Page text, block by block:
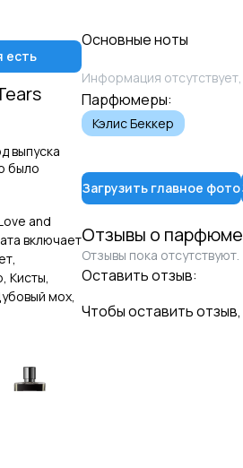
есть
выпуска
было
and
включает
Кисты,
мох,
Основные ноты
Информация
Парфюмеры:
Кэлис Беккер
Загрузить главное фото
Отзывы о парфюме
Отзывы пока отсутствуют.
Оставить отзыв:
Чтобы оставить отзыв,